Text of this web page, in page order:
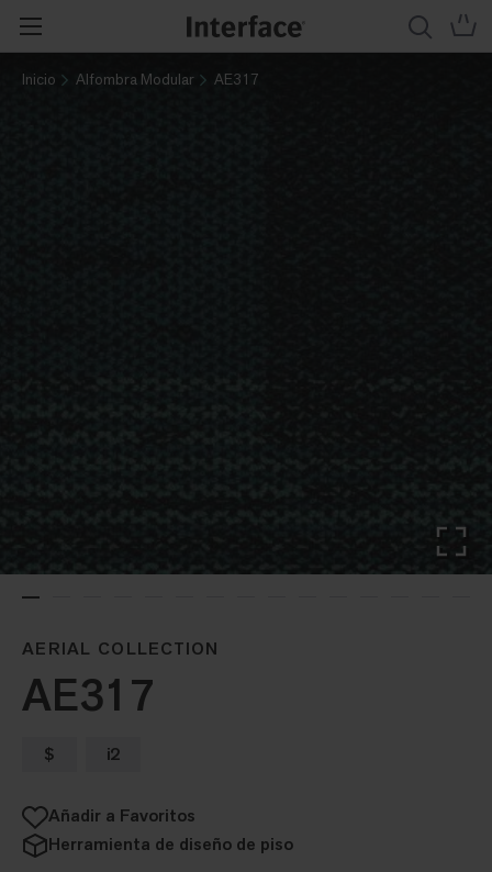
Inicio Alfombra Modular AE317
AERIAL COLLECTION
AE317
$ i2
Añadir a Favoritos
Herramienta de diseño de piso